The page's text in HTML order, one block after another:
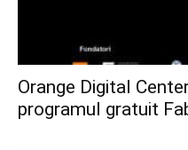
Orange Digital
programul gratuit